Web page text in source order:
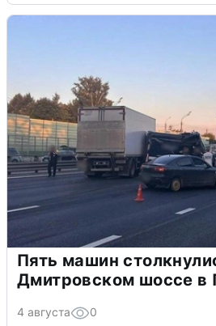
Пять машин
Дмитровском шоссе в
4 августа 0